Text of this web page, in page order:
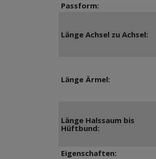
Passform:
Länge Achsel zu Achsel:
Länge Ärmel:
Länge Halssaum bis
Hüftbund:
Eigenschaften: